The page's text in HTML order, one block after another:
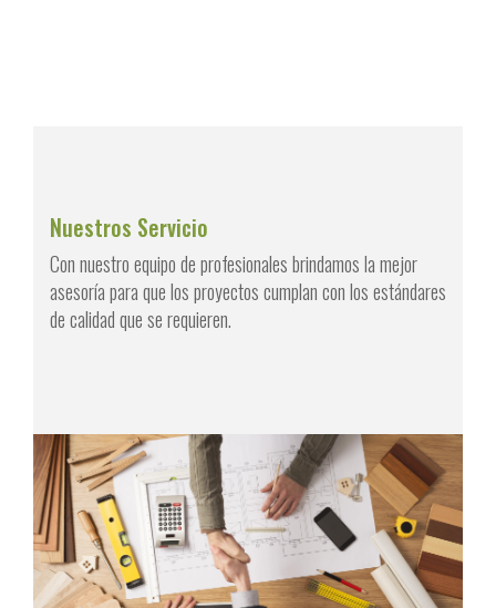
Nuestros Servicio
Con nuestro equipo de profesionales brindamos la mejor
asesoría para que los proyectos cumplan con los estándares
de calidad que se requieren.